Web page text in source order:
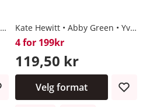
Jules Bennett Lucy King
Kate Hewitt Abby Green Yvonne Lindsay
4 for 199kr
119,50 kr
Velg format